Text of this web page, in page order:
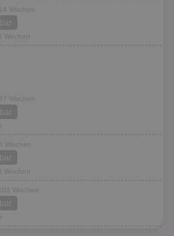
Wochen
Wochen
Wochen
Wochen
Wochen
Wochen